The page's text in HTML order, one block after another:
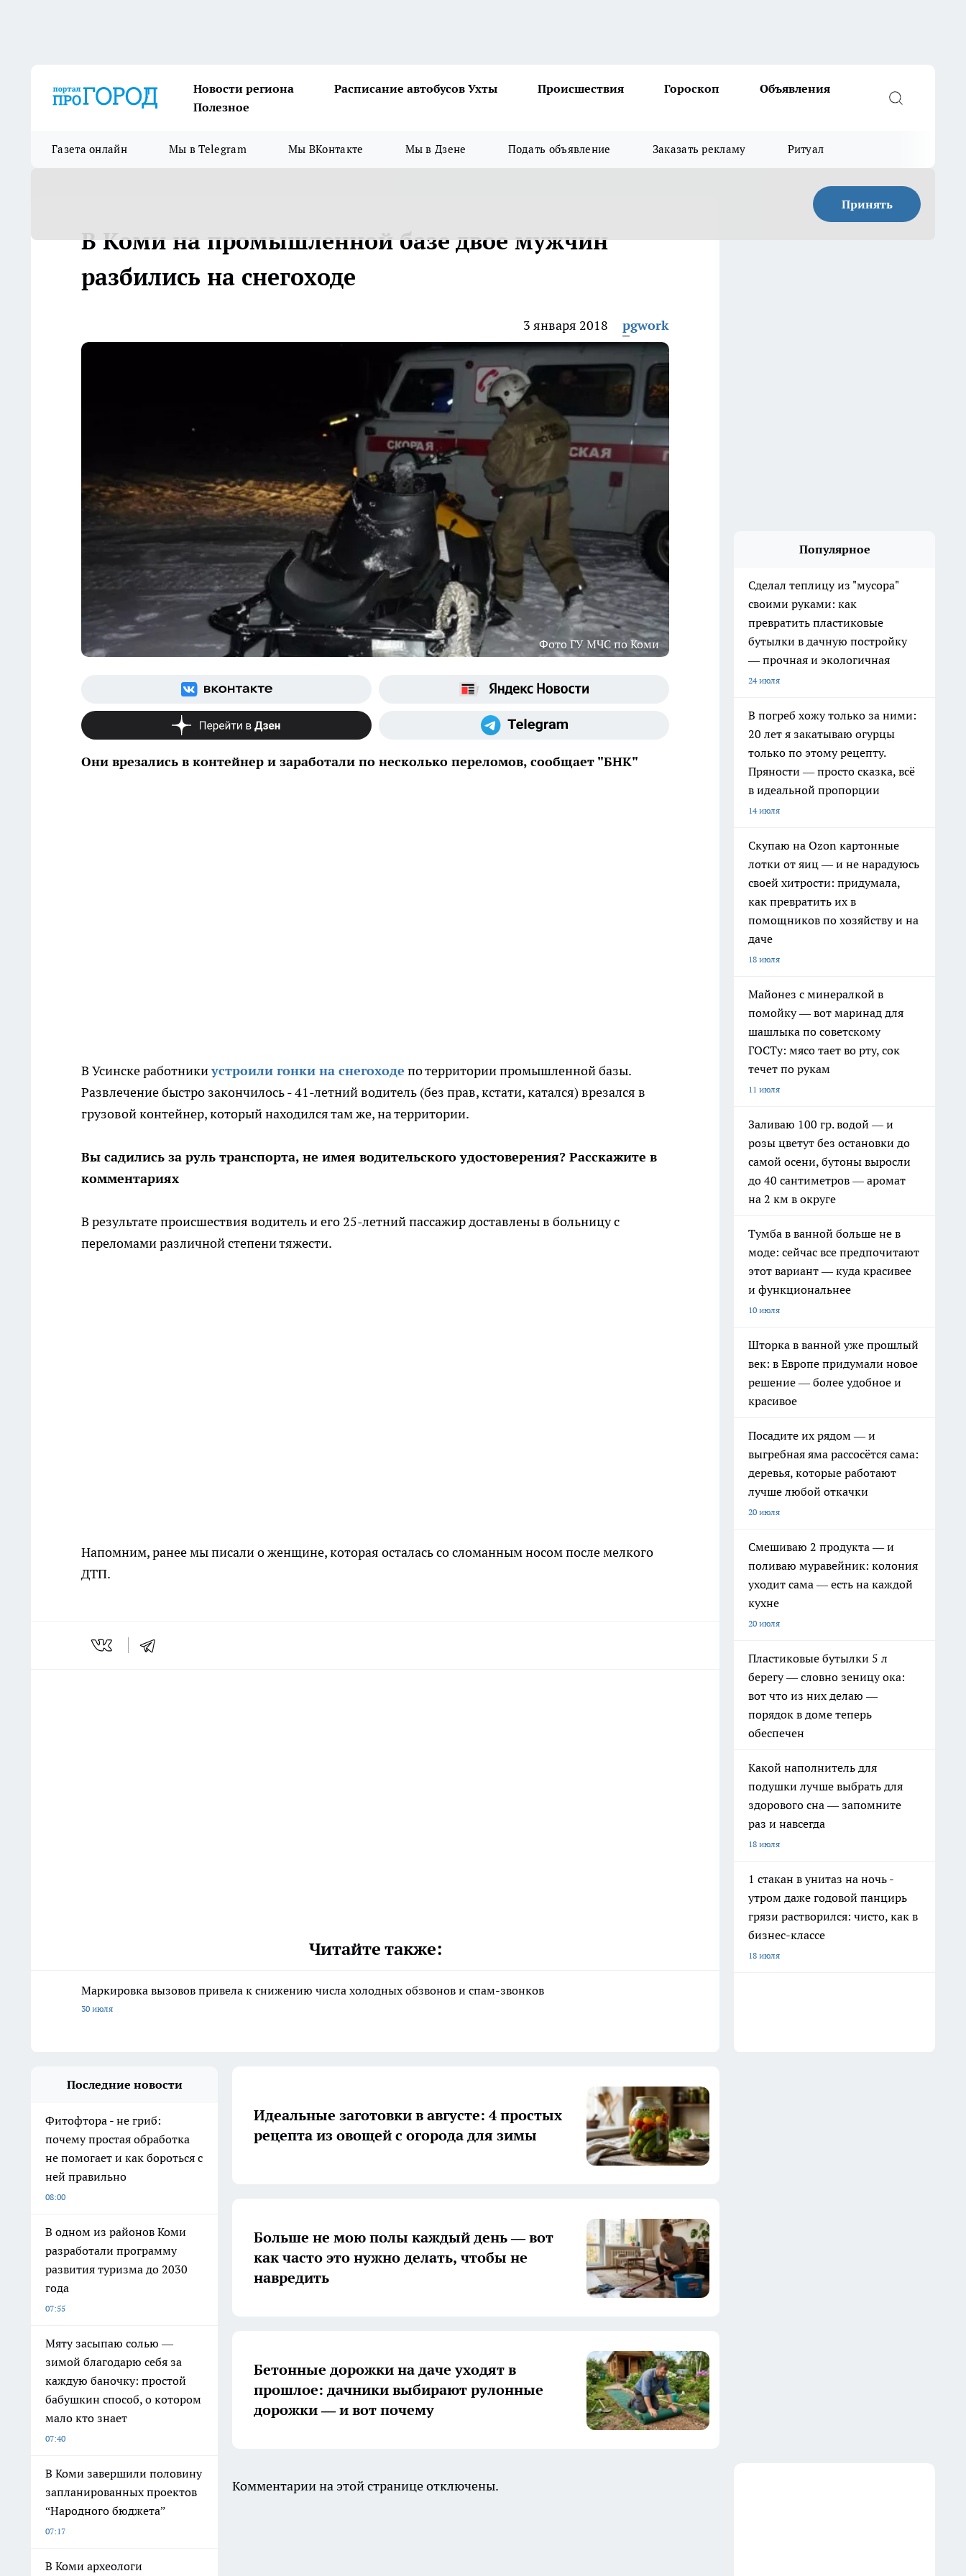
Новости региона Расписание автобусов Ухты Происшествия Гороскоп
Объявления
Полезное
Газета онлайн Мы в Telegram Мы ВКонтакте Мы в Дзене Подать объявление Заказать рекламу Ритуал
Принять
В Коми на промышленной базе двое мужчин
разбились на снегоходе
3 января 2018 pgwork
Фото ГУ МЧС по Коми
Они врезались в контейнер и заработали по несколько переломов, сообщает "БНК"
В Усинске работникиустроили гонки на снегоходе по территории промышленной базы.
Развлечение быстро закончилось - 41-летний водитель (без прав, кстати, катался) врезался в
грузовой контейнер, который находился там же, на территории.
Вы садились за руль транспорта, не имея водительского удостоверения? Расскажите в
комментариях
В результате происшествия водитель и его 25-летний пассажир доставлены в больницу с
переломами различной степени тяжести.
Напомним, ранее мы писали о женщине, которая осталась со сломанным носом после мелкого
ДТП.
Читайте также:
Маркировка вызовов привела к снижению числа холодных обзвонов и спам-звонков
30 июля
Популярное
Сделал теплицу из "мусора"
своими руками: как
превратить пластиковые
бутылки в дачную постройку
— прочная и экологичная
24 июля
В погреб хожу только за ними:
20 лет я закатываю огурцы
только по этому рецепту.
Пряности — просто сказка, всё
в идеальной пропорции
14 июля
Скупаю на Ozon картонные
лотки от яиц — и не нарадуюсь
своей хитрости: придумала,
как превратить их в
помощников по хозяйству и на
даче
18 июля
Майонез с минералкой в
помойку — вот маринад для
шашлыка по советскому
ГОСТу: мясо тает во рту, сок
течет по рукам
11 июля
Заливаю 100 гр. водой — и
розы цветут без остановки до
самой осени, бутоны выросли
до 40 сантиметров — аромат
на 2 км в округе
Тумба в ванной больше не в
моде: сейчас все предпочитают
этот вариант — куда красивее
и функциональнее
10 июля
Шторка в ванной уже прошлый
век: в Европе придумали новое
решение — более удобное и
красивое
Посадите их рядом — и
выгребная яма рассосётся сама:
деревья, которые работают
лучше любой откачки
20 июля
Смешиваю 2 продукта — и
поливаю муравейник: колония
уходит сама — есть на каждой
кухне
20 июля
Пластиковые бутылки 5 л
берегу — словно зеницу ока:
вот что из них делаю —
порядок в доме теперь
обеспечен
Какой наполнитель для
подушки лучше выбрать для
здорового сна — запомните
раз и навсегда
18 июля
1 стакан в унитаз на ночь -
утром даже годовой панцирь
грязи растворился: чисто, как в
бизнес-классе
18 июля
Последние новости
Фитофтора - не гриб:
почему простая обработка
не помогает и как бороться с
ней правильно
08:00
В одном из районов Коми
разработали программу
развития туризма до 2030
года
07:55
Мяту засыпаю солью —
зимой благодарю себя за
каждую баночку: простой
бабушкин способ, о котором
мало кто знает
07:40
В Коми завершили половину
запланированных проектов
“Народного бюджета”
07:17
В Коми археологи
Идеальные заготовки в августе: 4 простых
рецепта из овощей с огорода для зимы
Больше не мою полы каждый день — вот
как часто это нужно делать, чтобы не
навредить
Бетонные дорожки на даче уходят в
прошлое: дачники выбирают рулонные
дорожки — и вот почему
Комментарии на этой странице отключены.